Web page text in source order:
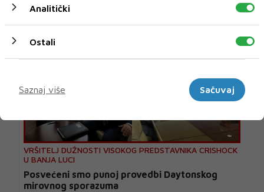
VRŠITELJ DUŽNOSTI VISOKOG PREDSTAVNIKA CRISHOCK
U BANJA LUCI
Posvećeni smo punoj provedbi Daytonskog
mirovnog sporazuma
Analitički
Ostali
Saznaj više
Sačuvaj